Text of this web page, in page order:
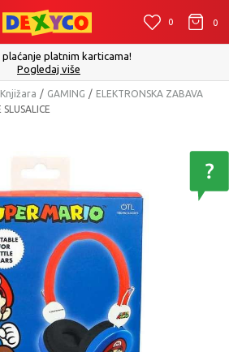
0 0
platnim karticama!
Pogledaj više
Knjižara GAMING
ELEKTRONSKA ZABAVA